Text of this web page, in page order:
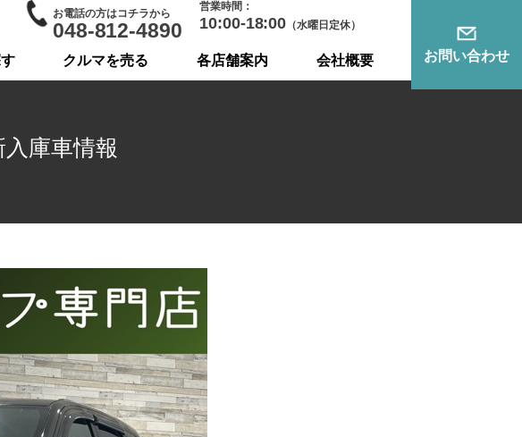
お電話の方はコチラから
048-812-4890
営業時間：
10:00-18:00 （水曜日定休）
クルマを売る 各店舗案内 会社概要 お問い合わせ
庫車情報